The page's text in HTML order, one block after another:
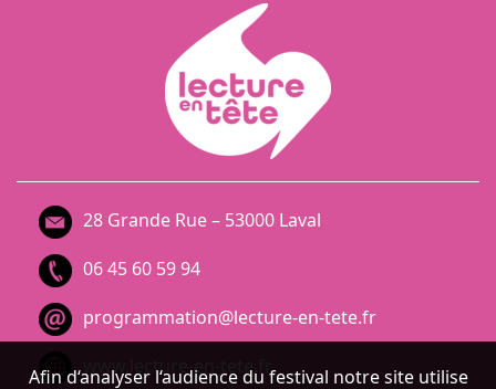
Afin d‘analyser l‘audience du festival notre site utilise
28 Grande Rue – 53000 Laval
06 45 60 59 94
programmation@lecture-en-tete.fr
www.lecture-en-tete.fr